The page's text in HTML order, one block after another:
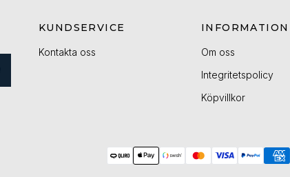
KUNDSERVICE
Kontakta oss
INFORMATION
Om oss
Integritetspolicy
Köpvillkor